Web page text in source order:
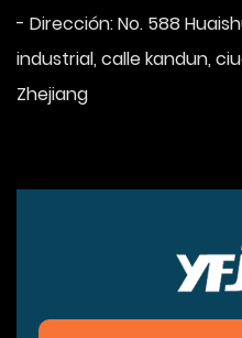
- Dirección: No. 588
industrial, calle kandun,
Zhejiang